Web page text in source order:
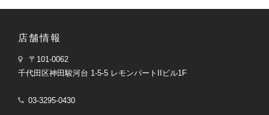
店舗情報
〒101-0062
千代田区神田駿河台 1-5-5 レモンパートIIビル1F
03-3295-0430